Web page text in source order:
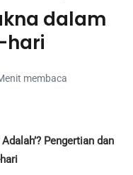
dalam
hari
membaca
Pengertian dan